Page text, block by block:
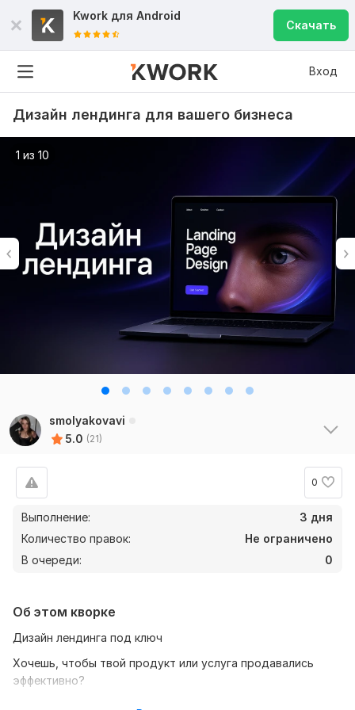
Kwork для Android
Скачать
Вход
Дизайн лендинга для вашего бизнеса
1 из 10
smolyakovavi
5.0 (21)
0
Выполнение:
3 дня
Количество правок:
Не ограничено
В очереди:
0
Об этом кворке
Дизайн лендинга под ключ
Хочешь, чтобы твой продукт или услуга продавались
эффективно?